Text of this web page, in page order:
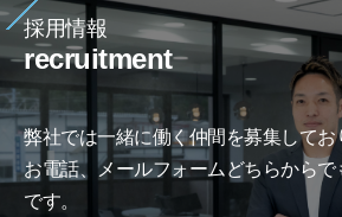
採用情報
recruitment
弊社では一緒に働く仲間を募集してお
お電話、メールフォームどちらから
です。